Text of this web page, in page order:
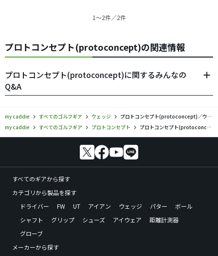
1〜2件／2件
プロトコンセプト(protoconcept)の関連情報
プロトコンセプト(protoconcept)に関するみんなの
Q&A
my caddie すべてのゴルフギア ウェッジ
プロトコンセプト(protoconcept)／ウェッジの口コミ評価
my caddie
すべてのゴルフギア プロトコンセプト プロトコンセプト(protoconcept)／ウェッジの口コミ評価
すべてのギアから探す
カテゴリから製品を探す
ドライバー
FW UT アイアン ウェッジ パター
ボール
シャフト
グリップ シューズ アイウェア
距離計測器
グローブ
メーカーから探す